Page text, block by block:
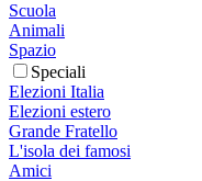
Scuola
Animali
Spazio
Speciali
Elezioni Italia
Elezioni estero
Grande Fratello
L'isola dei famosi
Amici